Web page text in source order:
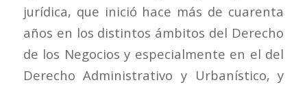
jurídica, que inició hace más de cuarenta
años en los distintos ámbitos del Derecho
de los Negocios y especialmente en el del
Derecho Administrativo y Urbanístico, y